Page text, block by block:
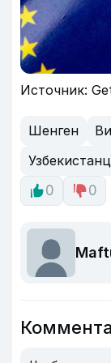
Источник:
Шенген
0
0